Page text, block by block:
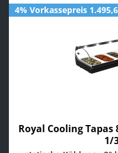
4% Vorkassepreis
Royal Cooling Tapas
1/